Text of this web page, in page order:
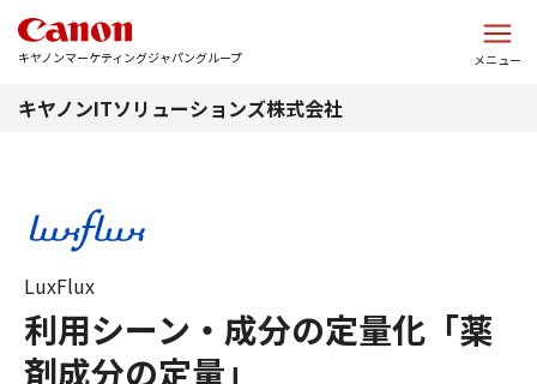
キヤノンマーケティングジャパングループ メニュー
キヤノンITソリューションズ株式会社
利用シーン・成分の定量化「薬
剤成分の定量」
LuxFlux